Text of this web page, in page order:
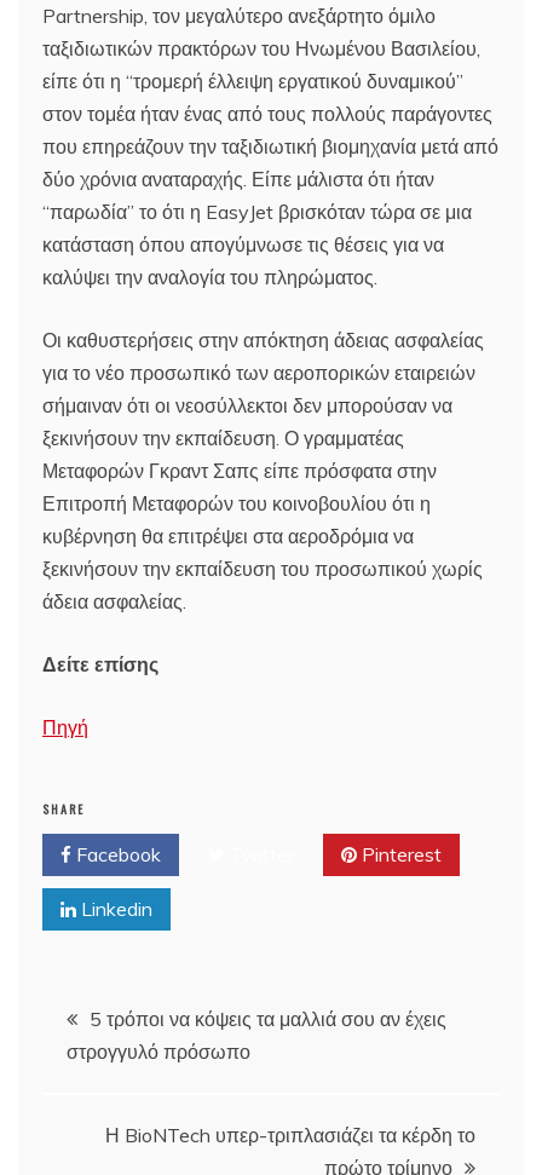
Partnership, τον μεγαλύτερο ανεξάρτητο όμιλο
ταξιδιωτικών πρακτόρων του Ηνωμένου Βασιλείου,
είπε ότι η “τρομερή έλλειψη εργατικού δυναμικού”
στον τομέα ήταν ένας από τους πολλούς παράγοντες
που επηρεάζουν την ταξιδιωτική βιομηχανία μετά από
δύο χρόνια αναταραχής. Είπε μάλιστα ότι ήταν
“παρωδία” το ότι η EasyJet βρισκόταν τώρα σε μια
κατάσταση όπου απογύμνωσε τις θέσεις για να
καλύψει την αναλογία του πληρώματος.
Οι καθυστερήσεις στην απόκτηση άδειας ασφαλείας
για το νέο προσωπικό των αεροπορικών εταιρειών
σήμαιναν ότι οι νεοσύλλεκτοι δεν μπορούσαν να
ξεκινήσουν την εκπαίδευση. Ο γραμματέας
Μεταφορών Γκραντ Σαπς είπε πρόσφατα στην
Επιτροπή Μεταφορών του κοινοβουλίου ότι η
κυβέρνηση θα επιτρέψει στα αεροδρόμια να
ξεκινήσουν την εκπαίδευση του προσωπικού χωρίς
άδεια ασφαλείας.
Δείτε επίσης
Πηγή
SHARE
Facebook Pinterest
Linkedin
Post
navigation
5 τρόποι να κόψεις τα μαλλιά σου αν έχεις
στρογγυλό πρόσωπο
Η BioNTech υπερ-τριπλασιάζει τα κέρδη το
πρώτο τρίμηνο